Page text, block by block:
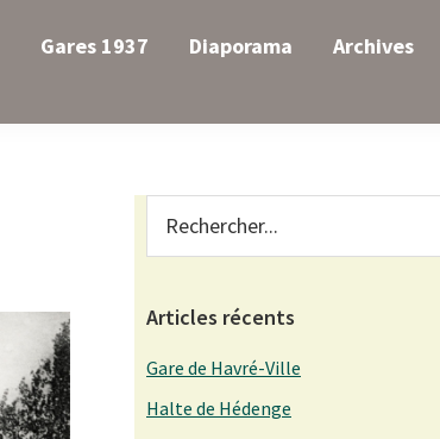
Gares 1937 Diaporama Archives
Primary
Sidebar
Articles récents
Gare de Havré-Ville
Halte de Hédenge